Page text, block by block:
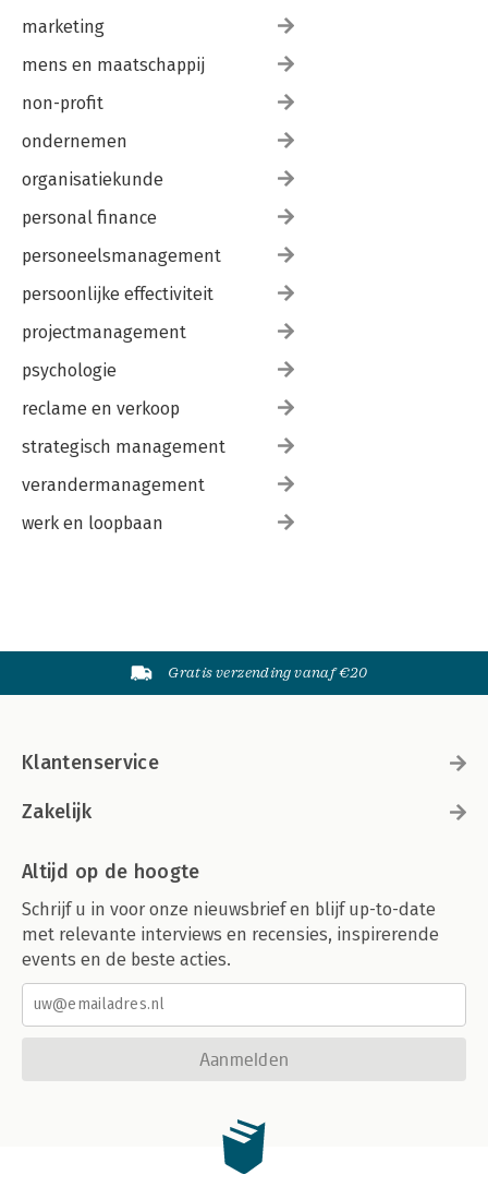
marketing
mens en maatschappij
non-profit
ondernemen
organisatiekunde
personal finance
personeelsmanagement
persoonlijke effectiviteit
projectmanagement
psychologie
reclame en verkoop
strategisch management
verandermanagement
werk en loopbaan
Gratis verzending vanaf €20
Klantenservice
Zakelijk
Altijd op de hoogte
Schrijf u in voor onze nieuwsbrief en blijf up-to-date
met relevante interviews en recensies, inspirerende
events en de beste acties.
Aanmelden